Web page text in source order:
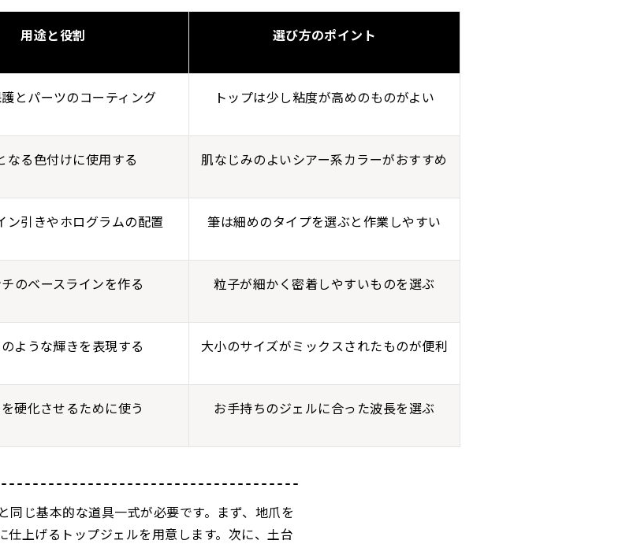
用途と役割 選び方のポイント
とパーツのコーティング トップは少し粘度が高めのものがよい
なる色付けに使用する 肌なじみのよいシアー系カラーがおすすめ
ン引きやホログラムの配置 筆は細めのタイプを選ぶと作業しやすい
のベースラインを作る 粒子が細かく密着しやすいものを選ぶ
ような輝きを表現する 大小のサイズがミックスされたものが便利
硬化させるために使う お手持ちのジェルに合った波長を選ぶ
じ基本的な道具一式が必要です。まず、地爪を
上げるトップジェルを用意します。次に、土台